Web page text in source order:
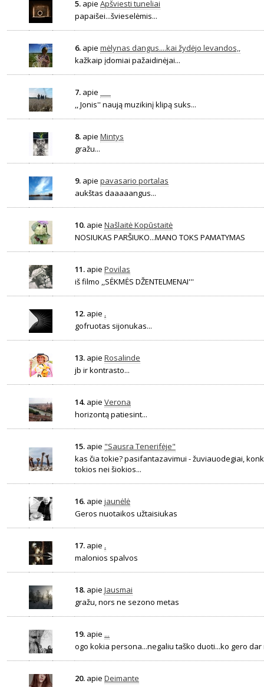
5. apie Apšviesti tuneliai
papaišei...švieselėmis...
6. apie mėlynas dangus....kai žydėjo levandos,,
kažkaip įdomiai pažaidinėjai...
7. apie
,, Jonis'' naują muzikinį klipą suks...
8. apie Mintys
gražu...
9. apie pavasario portalas
aukštas daaaaangus...
10. apie Našlaitė Kopūstaitė
NOSIUKAS PARŠIUKO...MANO TOKS PAMATYMAS
11. apie Povilas
iš filmo ,,SĖKMĖS DŽENTELMENAI'''
12. apie .
gofruotas sijonukas...
13. apie Rosalinde
jb ir kontrasto...
14. apie Verona
horizontą patiesint...
15. apie "Sausra Tenerifėje"
kas čia tokie? pasifantazavimui - žuviauodegiai,
tokios nei šiokios...
16. apie jaunėlė
Geros nuotaikos užtaisiukas
17. apie .
malonios spalvos
18. apie Jausmai
gražu, nors ne sezono metas
19. apie ...
ogo kokia persona...negaliu taško duoti...ko gero
20. apie Deimante